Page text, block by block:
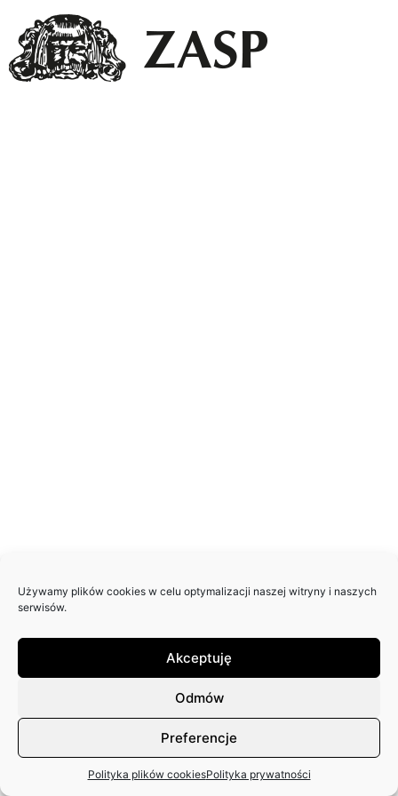
Używamy plików cookies w celu optymalizacji naszej witryny i naszych
serwisów.
Akceptuję
Odmów
Preferencje
Polityka plików cookiesPolityka prywatności